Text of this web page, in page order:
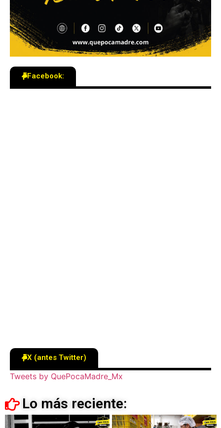
Facebook:
X (antes Twitter)
Tweets by QuePocaMadre_Mx
Lo más reciente: